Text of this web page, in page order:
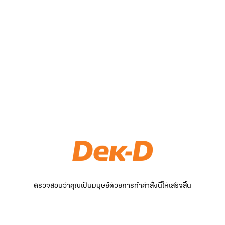
ตรวจสอบว่าคุณเป็นมนุษย์ด้วยการทำคำสั่งนี้ให้เสร็จสิ้น